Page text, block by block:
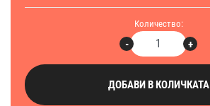
Количество:
+
-
ДОБАВИ В КОЛИЧКАТА